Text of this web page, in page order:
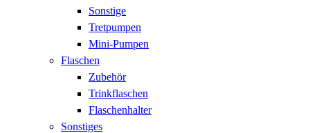
Sonstige
Tretpumpen
Mini-Pumpen
Flaschen
Zubehör
Trinkflaschen
Flaschenhalter
Sonstiges